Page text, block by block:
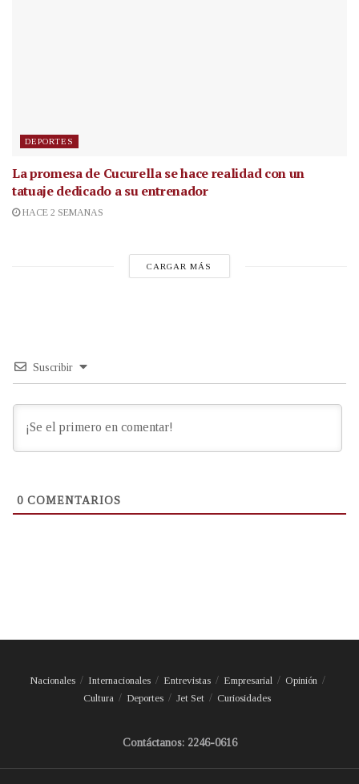
DEPORTES
La promesa de Cucurella se hace realidad con un
tatuaje dedicado a su entrenador
HACE 2 SEMANAS
CARGAR MÁS
Suscribir
0 COMENTARIOS
Nacionales Internacionales Entrevistas Empresarial
Opinión
Cultura
Deportes Jet Set Curiosidades
Contáctanos: 2246-0616